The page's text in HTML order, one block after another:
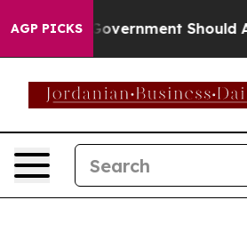
AGP PICKS
US Government Should